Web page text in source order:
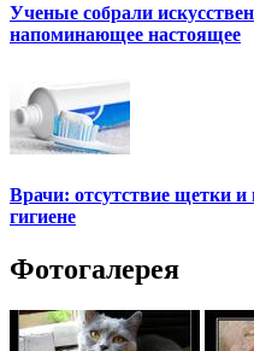
Ученые собрали
напоминающее настоящее
Врачи: отсутствие щетки и
гигиене
Фотогалерея